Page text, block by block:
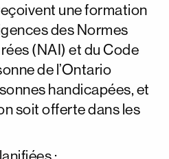
une formation
des Normes
(NAI) et du Code
de l’Ontario
handicapées, et
soit offerte dans les